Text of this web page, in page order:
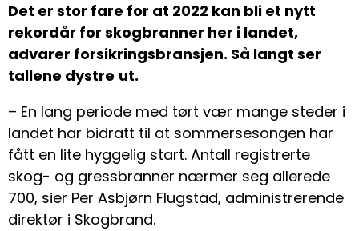
Det er stor fare for at 2022 kan bli et nytt
rekordår for skogbranner her i landet,
advarer forsikringsbransjen. Så langt ser
tallene dystre ut.
– En lang periode med tørt vær mange steder i
landet har bidratt til at sommersesongen har
fått en lite hyggelig start. Antall registrerte
skog- og gressbranner nærmer seg allerede
700, sier Per Asbjørn Flugstad, administrerende
direktør i Skogbrand.